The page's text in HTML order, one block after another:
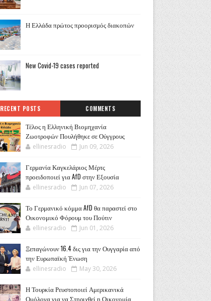
Η Ελλάδα πρώτος προορισμός διακοπών
New Covid-19 cases reported
RECENT POSTS COMMENTS
Τέλος η Ελληνική Βιομηχανία
Ζωοτροφών Πουλήθηκε σε Ούγγρους
ellinesradio Jun 09, 2026
Γερμανία Καγκελάριος Μέρτς
προειδοποιεί για AfD στην Εξουσία
ellinesradio Jun 07, 2026
Το Γερμανικό κόμμα AfD θα παραστεί στο
Οικονομικό Φόρουμ του Πούτιν
ellinesradio Jun 01, 2026
Ξεπαγώνουν 16.4 δις για την Ουγγαρία από
την Ευρωπαϊκή Ένωση
ellinesradio May 30, 2026
Η Τουρκία Ρευστοποιεί Αμερικανικά
Ομόλογα για να Στηριχθεί η Οικονομία